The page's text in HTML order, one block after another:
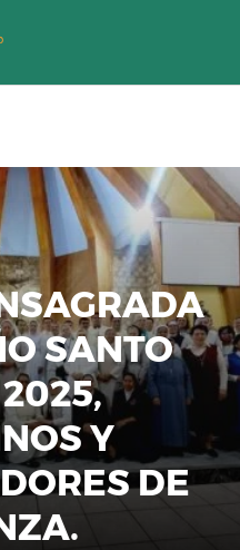
SANTO
Y
DE